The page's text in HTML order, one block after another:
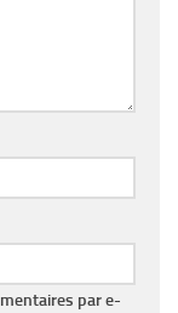
par e-